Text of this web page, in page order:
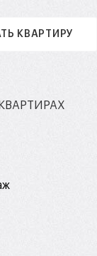
КВАРТИРУ